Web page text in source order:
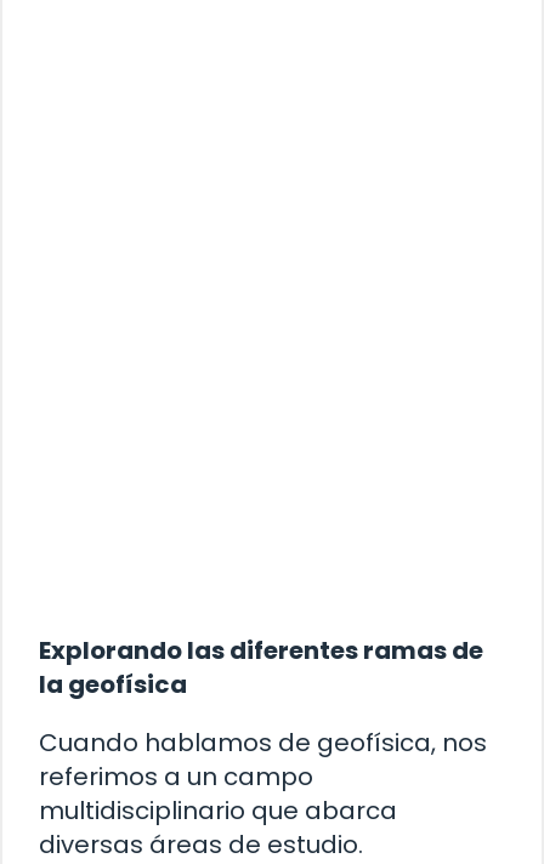
Explorando las diferentes ramas de
la geofísica
Cuando hablamos de geofísica, nos
referimos a un campo
multidisciplinario que abarca
diversas áreas de estudio.